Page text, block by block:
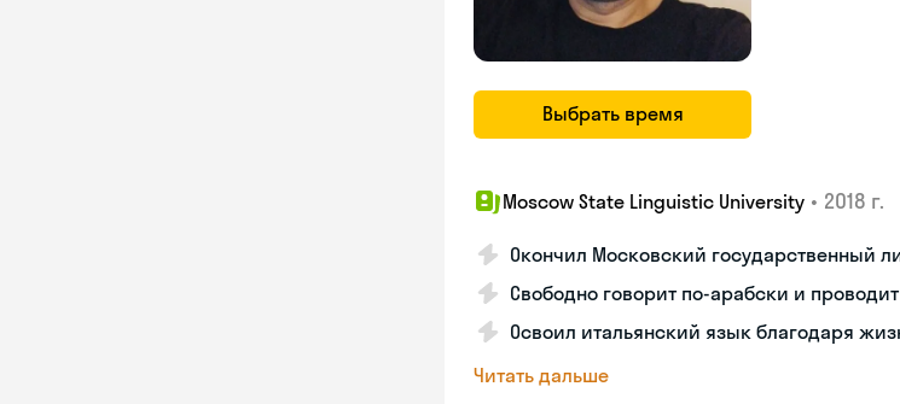
Выбрать время
Moscow State Linguistic University • 2018 г.
Окончил Московский государственный
Свободно говорит по-арабски и
Освоил итальянский язык благодаря
Читать дальше